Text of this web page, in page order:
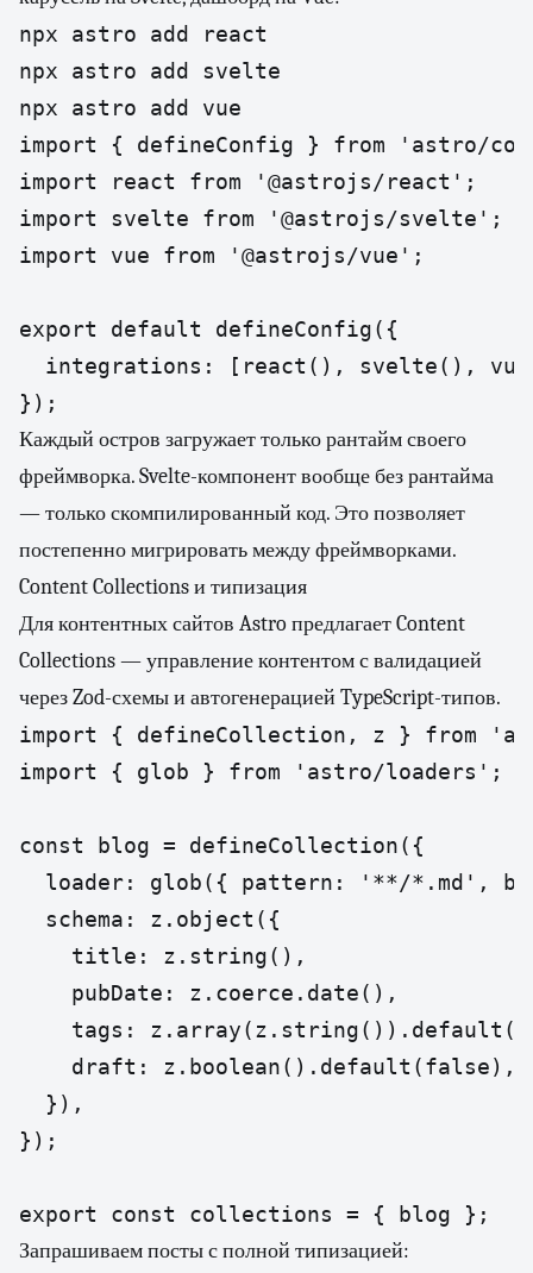
npx astro add react
npx astro add svelte
npx astro add vue
import { defineConfig } from 'astro/
import react from '@astrojs/react';
import svelte from '@astrojs/svelte';
import vue from '@astrojs/vue';
export default defineConfig({
integrations: [react(), svelte(),
});
Каждый остров загружает только рантайм своего
фреймворка. Svelte-компонент вообще без рантайма
— только скомпилированный код. Это позволяет
постепенно мигрировать между фреймворками.
Content Collections и типизация
Для контентных сайтов Astro предлагает Content
Collections — управление контентом с валидацией
через Zod-схемы и автогенерацией TypeScript-типов.
import { defineCollection, z } from
import { glob } from 'astro/loaders';
const blog = defineCollection({
loader: glob({ pattern: '**/*.md',
  schema: z.object({
    title: z.string(),
    pubDate: z.coerce.date(),
tags:
    draft: z.boolean().default(false),
  }),
});
export const collections = { blog };
Запрашиваем посты с полной типизацией: